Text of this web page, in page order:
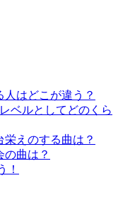
はどこが違う？
ベルとしてどのくら
えのする曲は？
の曲は？
！